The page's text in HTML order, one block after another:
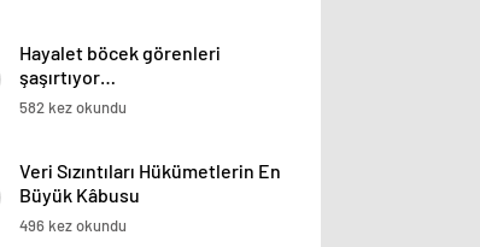
Hayalet böcek görenleri
şaşırtıyor…
582 kez okundu
Veri Sızıntıları Hükümetlerin En
Büyük Kâbusu
496 kez okundu